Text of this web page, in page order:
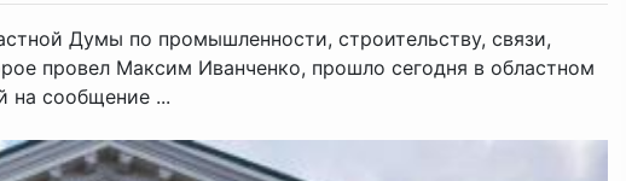
Думы по промышленности, строительству, связи,
провел Максим Иванченко, прошло сегодня в областном
на сообщение ...